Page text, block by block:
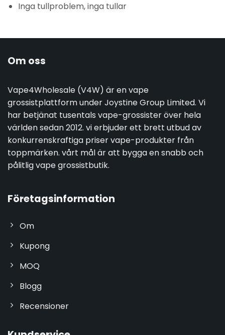
Inga tullproblem, inga tullar
Om oss
Vape4Wholesale (V4W) är en vape
grossistplattform under Joystine Group Limited. Vi
har betjänat tusentals vape-grossister över hela
världen sedan 2012. vi erbjuder ett brett utbud av
konkurrenskraftiga priser vape-produkter från
toppmärken. vårt mål är att bygga en snabb och
pålitlig vape grossistbutik.
Företagsinformation
Om
Kupong
MOQ
Blogg
Recensioner